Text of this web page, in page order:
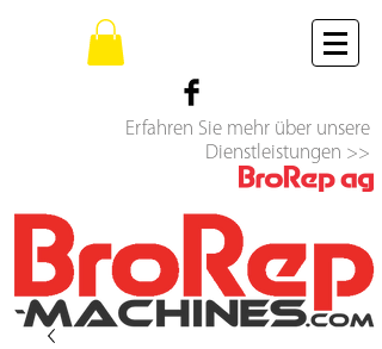
Erfahren Sie mehr über unsere
Dienstleistungen >>